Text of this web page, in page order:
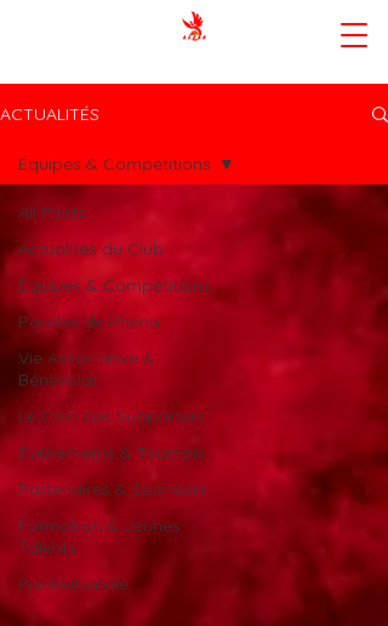
ACTUALITÉS
All Posts
Actualités du Club
Équipes & Compétitions
Paroles de Phénix
Vie Associative &
Bénévolat
Le Coin des Supporters
Événements & Tournois
Partenaires & Sponsors
Formation & Jeunes
Talents
Pré-Nationale
Équipes & Compétitions